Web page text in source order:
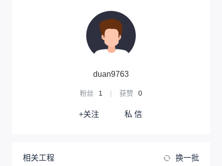
duan9763
粉丝 1 | 获赞 0
+关注 私 信
相关工程 换一批